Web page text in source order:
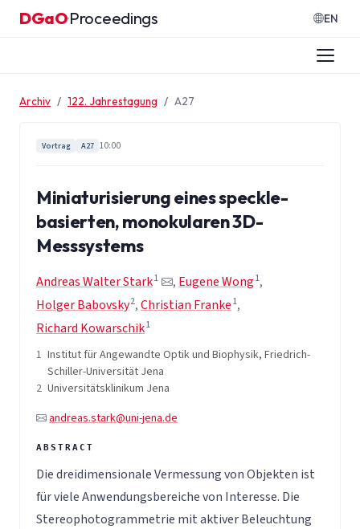
Zum Inhalt springen
DGaO·Proceedings EN
Archiv 122. Jahrestagung A27
Vortrag A27 10:00
Miniaturisierung eines speckle-
basierten, monokularen 3D-
Messsystems
Andreas Walter Stark1 , Eugene Wong 1,
Holger Babovsky2,Christian Franke 1,
Richard Kowarschik1
1 Institut für Angewandte Optik und Biophysik, Friedrich-
Schiller-Universität Jena
2 Universitätsklinikum Jena
andreas.stark@uni-jena.de
Die dreidimensionale Vermessung von Objekten ist
für viele Anwendungsbereiche von Interesse. Die
Stereophotogrammetrie mit aktiver Beleuchtung